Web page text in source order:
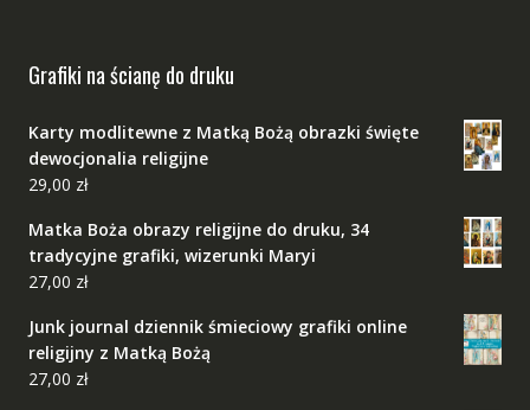
Grafiki na ścianę do druku
Karty modlitewne z Matką Bożą obrazki święte
dewocjonalia religijne
29,00 zł
Matka Boża obrazy religijne do druku, 34
tradycyjne grafiki, wizerunki Maryi
27,00 zł
Junk journal dziennik śmieciowy grafiki online
religijny z Matką Bożą
27,00 zł